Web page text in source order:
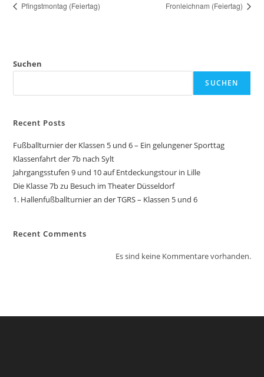
Pfingstmontag (Feiertag) Fronleichnam (Feiertag)
Suchen
SUCHEN
Recent Posts
Fußballturnier der Klassen 5 und 6 – Ein gelungener Sporttag
Klassenfahrt der 7b nach Sylt
Jahrgangsstufen 9 und 10 auf Entdeckungstour in Lille
Die Klasse 7b zu Besuch im Theater Düsseldorf
1. Hallenfußballturnier an der TGRS – Klassen 5 und 6
Recent Comments
Es sind keine Kommentare vorhanden.